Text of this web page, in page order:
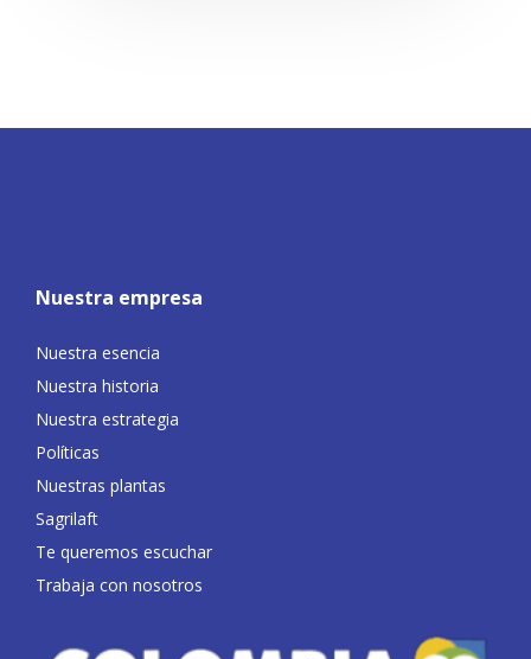
Nuestra empresa
Nuestra esencia
Nuestra historia
Nuestra estrategia
Políticas
Nuestras plantas
Sagrilaft
Te queremos escuchar
Trabaja con nosotros